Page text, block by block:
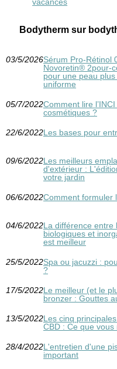
vacances
Bodytherm sur
03/5/2026Sérum Pro‑Rétinol
Novoretin® 2pour-
pour une peau
uniforme
05/7/2022Comment lire
cosmétiques ?
22/6/2022Les bases pour
09/6/2022Les meilleurs
d'extérieur :
votre jardin
06/6/2022Comment formuler
04/6/2022La différence entre
biologiques et
est meilleur
25/5/2022Spa ou jacuzzi :
?
17/5/2022Le meilleur (et le
bronzer : Gouttes
13/5/2022Les cinq
CBD : Ce que vous
28/4/2022L'entretien d'une
important